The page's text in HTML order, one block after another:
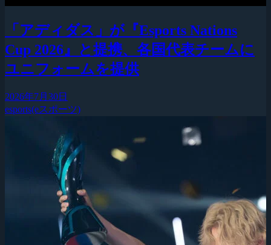
「アディダス」が『Esports Nations
Cup 2026』と提携、各国代表チームに
ユニフォームを提供
2026年7月30日
esports(eスポーツ)